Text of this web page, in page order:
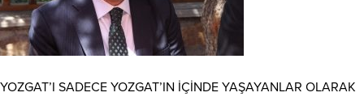
YOZGAT’I SADECE YOZGAT’IN İÇİNDE YAŞAYANLAR OLARAK